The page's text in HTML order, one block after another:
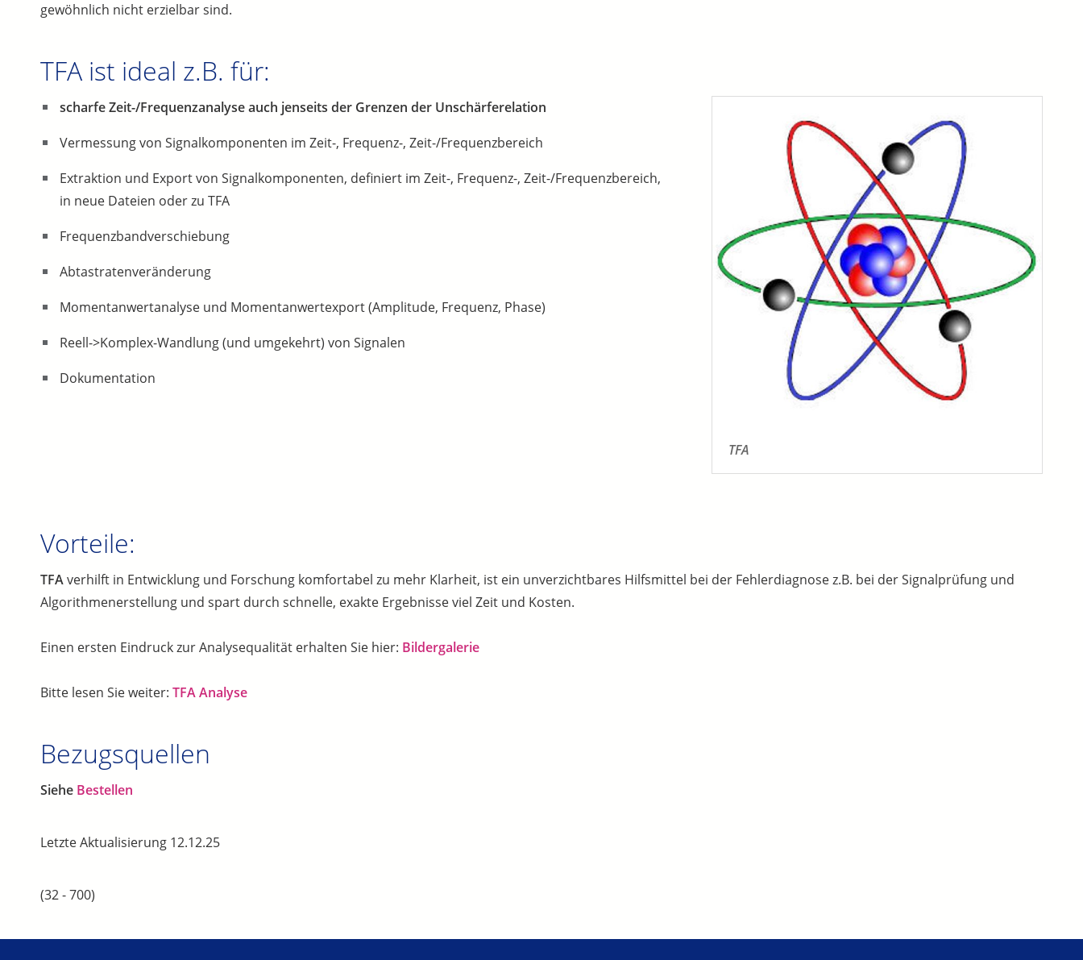
gewöhnlich nicht erzielbar sind.
TFA ist ideal z.B. für:
TFA
scharfe Zeit-/Frequenzanalyse auch jenseits der Grenzen der Unschärferelation
Vermessung von Signalkomponenten im Zeit-, Frequenz-, Zeit-/Frequenzbereich
Extraktion und Export von Signalkomponenten, definiert im Zeit-, Frequenz-, Zeit-/Frequenzbereich,
in neue Dateien oder zu TFA
Frequenzbandverschiebung
Abtastratenveränderung
Momentanwertanalyse und Momentanwertexport (Amplitude, Frequenz, Phase)
Reell->Komplex-Wandlung (und umgekehrt) von Signalen
Dokumentation
Vorteile:
TFAverhilft in Entwicklung und Forschung komfortabel zu mehr Klarheit, ist ein unverzichtbares Hilfsmittel bei der Fehlerdiagnose z.B. bei der Signalprüfung und
Algorithmenerstellung und spart durch schnelle, exakte Ergebnisse viel Zeit und Kosten.
Einen ersten Eindruck zur Analysequalität erhalten Sie hier: Bildergalerie
Bitte lesen Sie weiter: TFA Analyse
Bezugsquellen
Siehe Bestellen
Letzte Aktualisierung 12.12.25
(32 - 700)